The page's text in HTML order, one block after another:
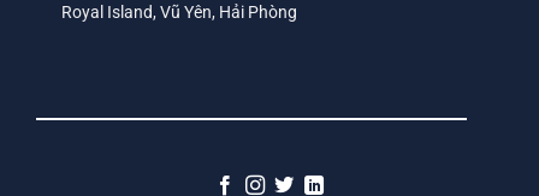
Royal Island, Vũ Yên, Hải Phòng